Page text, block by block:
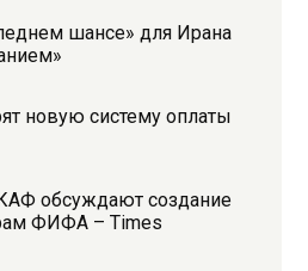
шансе» для Ирана
новую систему оплаты
обсуждают создание
ФИФА – Times